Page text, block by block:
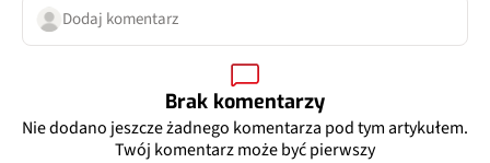
Dodaj komentarz
Brak komentarzy
Nie dodano jeszcze żadnego komentarza pod tym artykułem.
Twój komentarz może być pierwszy